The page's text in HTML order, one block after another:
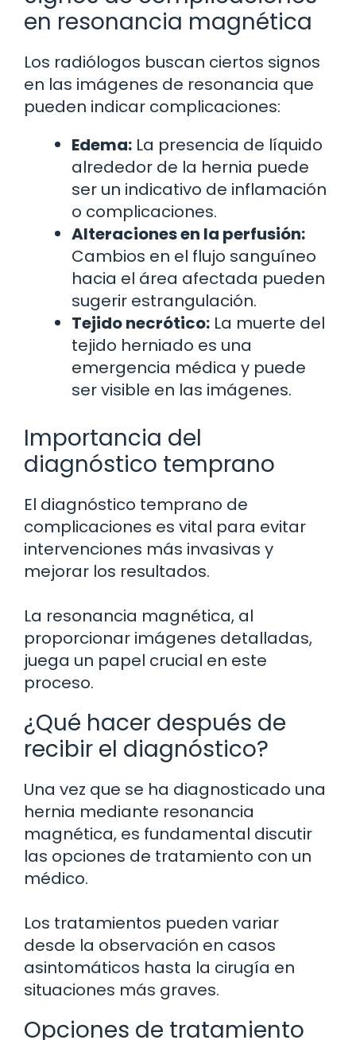
en resonancia magnética
Los radiólogos buscan ciertos signos
en las imágenes de resonancia que
pueden indicar complicaciones:
Edema: La presencia de líquido
alrededor de la hernia puede
ser un indicativo de inflamación
o complicaciones.
Alteraciones en la perfusión:
Cambios en el flujo sanguíneo
hacia el área afectada pueden
sugerir estrangulación.
Tejido necrótico: La muerte del
tejido herniado es una
emergencia médica y puede
ser visible en las imágenes.
Importancia del
diagnóstico temprano
El diagnóstico temprano de
complicaciones es vital para evitar
intervenciones más invasivas y
mejorar los resultados.
La resonancia magnética, al
proporcionar imágenes detalladas,
juega un papel crucial en este
proceso.
¿Qué hacer después de
recibir el diagnóstico?
Una vez que se ha diagnosticado una
hernia mediante resonancia
magnética, es fundamental discutir
las opciones de tratamiento con un
médico.
Los tratamientos pueden variar
desde la observación en casos
asintomáticos hasta la cirugía en
situaciones más graves.
Opciones de tratamiento